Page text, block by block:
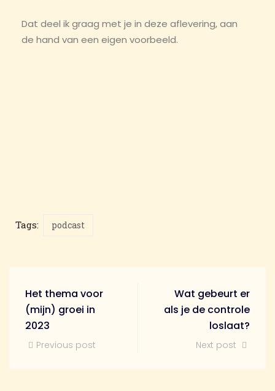
Dat deel ik graag met je in deze aflevering, aan
de hand van een eigen voorbeeld.
Tags: podcast
Het thema voor
(mijn) groei in
2023
Previous post
Wat gebeurt er
als je de controle
loslaat?
Next post